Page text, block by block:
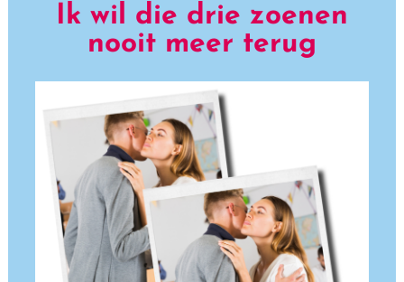
Ik wil die drie zoenen
nooit meer terug